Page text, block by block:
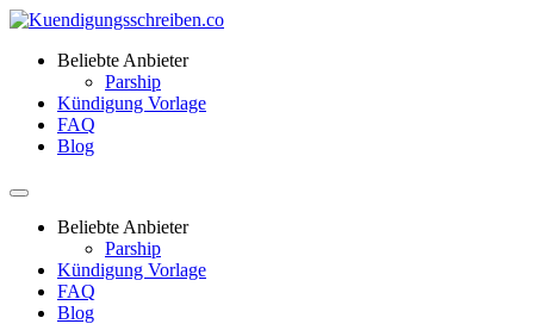
Beliebte Anbieter
Parship
Kündigung Vorlage
FAQ
Blog
Beliebte Anbieter
Parship
Kündigung Vorlage
FAQ
Blog